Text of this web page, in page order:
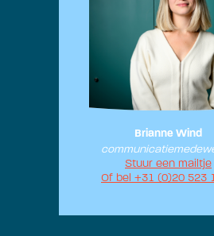
Brianne Wind
Stuur een mailtje
Of bel +31 (0)20 523